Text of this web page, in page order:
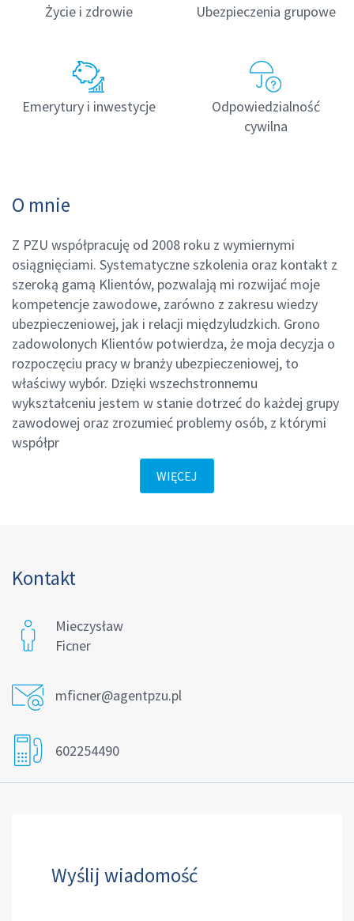
Życie i zdrowie Ubezpieczenia grupowe
Emerytury i inwestycje
Odpowiedzialność
cywilna
O mnie
Z PZU współpracuję od 2008 roku z wymiernymi
osiągnięciami. Systematyczne szkolenia oraz kontakt z
szeroką gamą Klientów, pozwalają mi rozwijać moje
kompetencje zawodowe, zarówno z zakresu wiedzy
ubezpieczeniowej, jak i relacji międzyludzkich. Grono
zadowolonych Klientów potwierdza, że moja decyzja o
rozpoczęciu pracy w branży ubezpieczeniowej, to
właściwy wybór. Dzięki wszechstronnemu
wykształceniu jestem w stanie dotrzeć do każdej grupy
zawodowej oraz zrozumieć problemy osób, z którymi
współpr
WIĘCEJ
Kontakt
Mieczysław
Ficner
mficner@agentpzu.pl
602254490
Wyślij wiadomość